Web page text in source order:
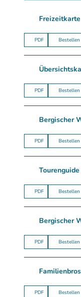
Freizeitkarte
PDF Bestellen
PDF Bestellen
Bergischer
PDF Bestellen
PDF Bestellen
Bergischer
PDF Bestellen
PDF Bestellen